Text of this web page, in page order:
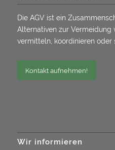
Die AGV ist ein
Alternativen zur Vermeidung
vermitteln, koordinieren oder
Kontakt aufnehmen!
Wir informieren